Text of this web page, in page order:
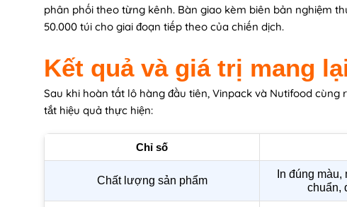
phân phối theo từng kênh. Bàn giao kèm biên bản nghiệm
50.000 túi cho giai đoạn tiếp theo của chiến dịch.
Kết quả và giá trị mang
Sau khi hoàn tất lô hàng đầu tiên, Vinpack và Nutifood
tắt hiệu quả thực hiện:
Chỉ số
Chất lượng sản phẩm
In đúng màu,
chuẩn,